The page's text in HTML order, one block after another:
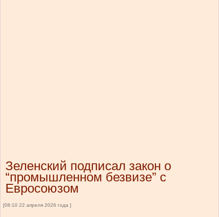
Зеленский подписал закон о
“промышленном безвизе” с
Евросоюзом
[08:10 22 апреля 2026 года ]